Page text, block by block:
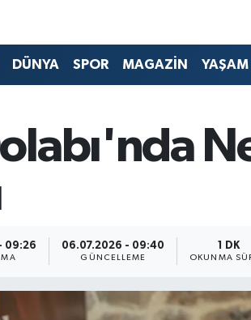
DÜNYA SPOR MAGAZİN YAŞAM
09:26 06.07.2026 - 09:40
GÜNCELLEME
1 DK
OKUNMA